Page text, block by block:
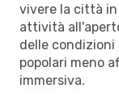
vivere la città
attività
delle
popolari meno
immersiva.